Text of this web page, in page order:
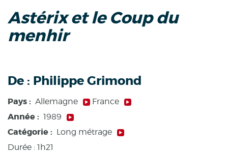
Astérix et le Coup du
menhir
De : Philippe Grimond
Pays : Allemagne France
Année : 1989
Catégorie : Long métrage
Durée : 1h21